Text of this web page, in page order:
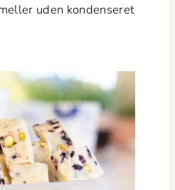
uden kon­denseret